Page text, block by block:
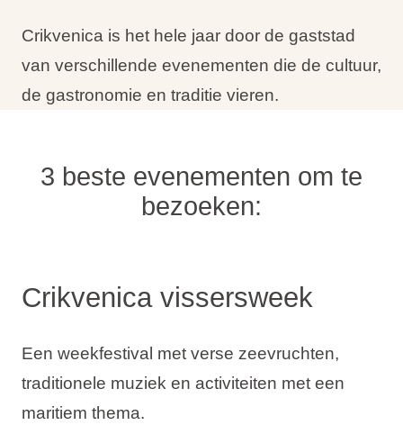
Merken
Ami Loyalty programma
Crikvenica is het hele jaar door de gaststad
van verschillende evenementen die de cultuur,
de gastronomie en traditie vieren.
3 beste evenementen om te
bezoeken:
Crikvenica vissersweek
Een weekfestival met verse zeevruchten,
traditionele muziek en activiteiten met een
maritiem thema.